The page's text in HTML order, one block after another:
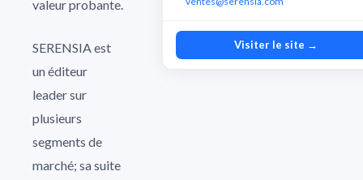
valeur probante.
SERENSIA est
un éditeur
leader sur
plusieurs
segments de
marché; sa suite
Visiter le site →